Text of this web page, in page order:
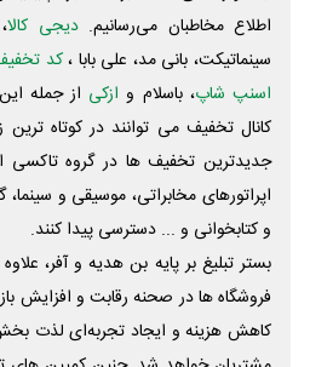
اطلاع مخاطبان می‌رسانیم. دیجی کالا،
سینماتیکت، بانی مد، علی‌ بابا ،کد
اسنپ شاپ، باسلام و ازکی از جمله
کانال تخفیف می توانند در کوتاه
جدیدترین تخفیف ها در گروه تاکسی
اپراتورهای مخابراتی، موسیقی و
و کتابخوانی و ... دسترسی پیدا کنند.
بستر تبلیغ بر پایه بن هدیه و آفر،
فروشگاه ها در صحنه رقابت و افزایش
کاهش هزینه و ایجاد تجربه‌ای لذت